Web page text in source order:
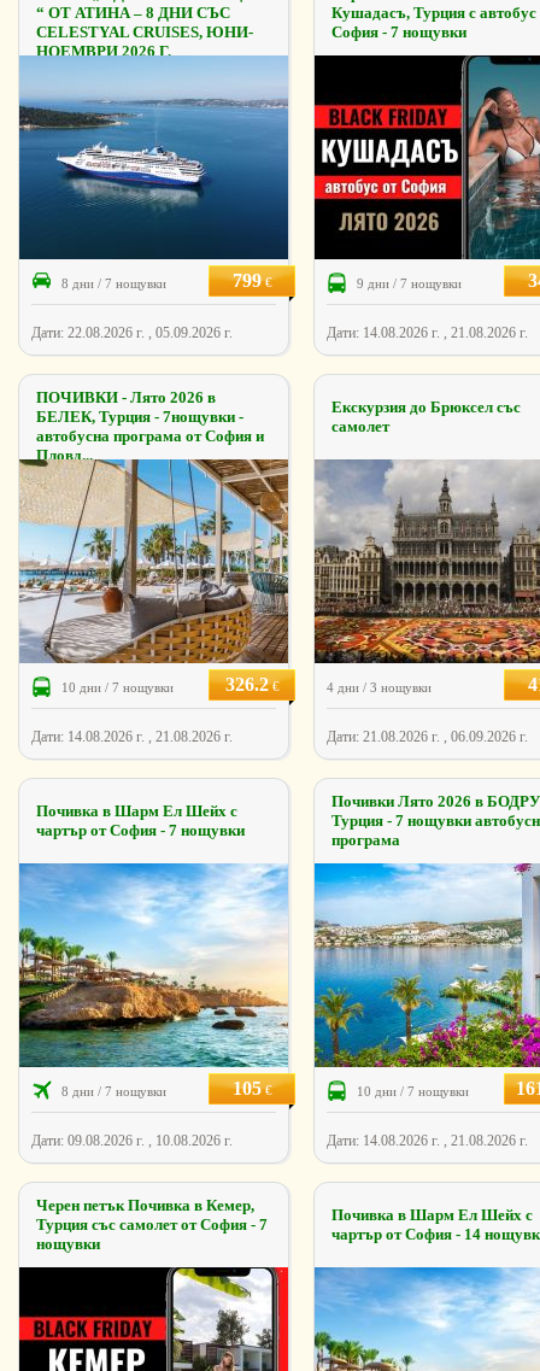
“ ОТ АТИНА – 8 ДНИ СЪС
CELESTYAL CRUISES, ЮНИ-
НОЕМВРИ 2026 Г.
8 дни / 7 нощувки 799€
Дати: 22.08.2026 г. , 05.09.2026 г.
Кушадасъ, Турция с автобус
София - 7 нощувки
9 дни / 7 нощувки
Дати: 14.08.2026 г. , 21.08.2026 г.
ПОЧИВКИ - Лято 2026 в
БЕЛЕК, Турция - 7нощувки -
автобусна програма от София и
Пловд...
10 дни / 7 нощувки 326.2€
Дати: 14.08.2026 г. , 21.08.2026 г.
Екскурзия до Брюксел със
самолет
4 дни / 3 нощувки
Дати: 21.08.2026 г. , 06.09.2026 г.
Почивка в Шарм Ел Шейх с
чартър от София - 7 нощувки
8 дни / 7 нощувки 105€
Дати: 09.08.2026 г. , 10.08.2026 г.
Почивки Лято 2026 в
Турция - 7 нощувки
програма
10 дни / 7 нощувки
Дати: 14.08.2026 г. , 21.08.2026 г.
Черен петък Почивка в Кемер,
Турция със самолет от София - 7
нощувки
Почивка в Шарм Ел Шейх с
чартър от София - 14